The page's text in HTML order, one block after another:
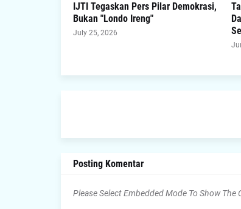
IJTI Tegaskan Pers Pilar Demokrasi,
Bukan "Londo Ireng"
July 25, 2026
Posting Komentar
Please Select Embedded Mode To Show The